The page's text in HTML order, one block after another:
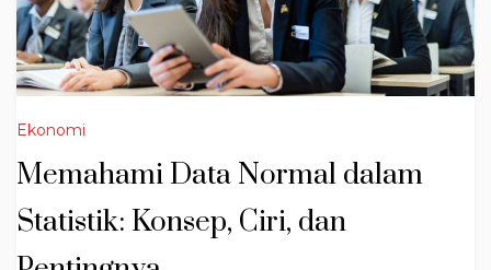
Ekonomi
Memahami Data Normal dalam
Statistik: Konsep, Ciri, dan